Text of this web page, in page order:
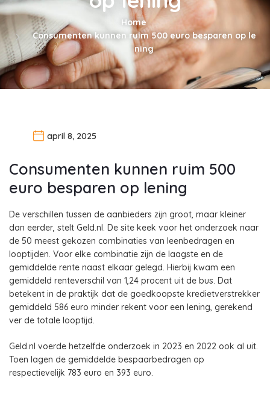
Home
Consumenten kunnen ruim 500 euro besparen op le
ning
april 8, 2025
Consumenten kunnen ruim 500
euro besparen op lening
De verschillen tussen de aanbieders zijn groot, maar kleiner
dan eerder, stelt Geld.nl. De site keek voor het onderzoek naar
de 50 meest gekozen combinaties van leenbedragen en
looptijden. Voor elke combinatie zijn de laagste en de
gemiddelde rente naast elkaar gelegd. Hierbij kwam een
gemiddeld renteverschil van 1,24 procent uit de bus. Dat
betekent in de praktijk dat de goedkoopste kredietverstrekker
gemiddeld 586 euro minder rekent voor een lening, gerekend
ver de totale looptijd.
Geld.nl voerde hetzelfde onderzoek in 2023 en 2022 ook al uit.
Toen lagen de gemiddelde bespaarbedragen op
respectievelijk 783 euro en 393 euro.